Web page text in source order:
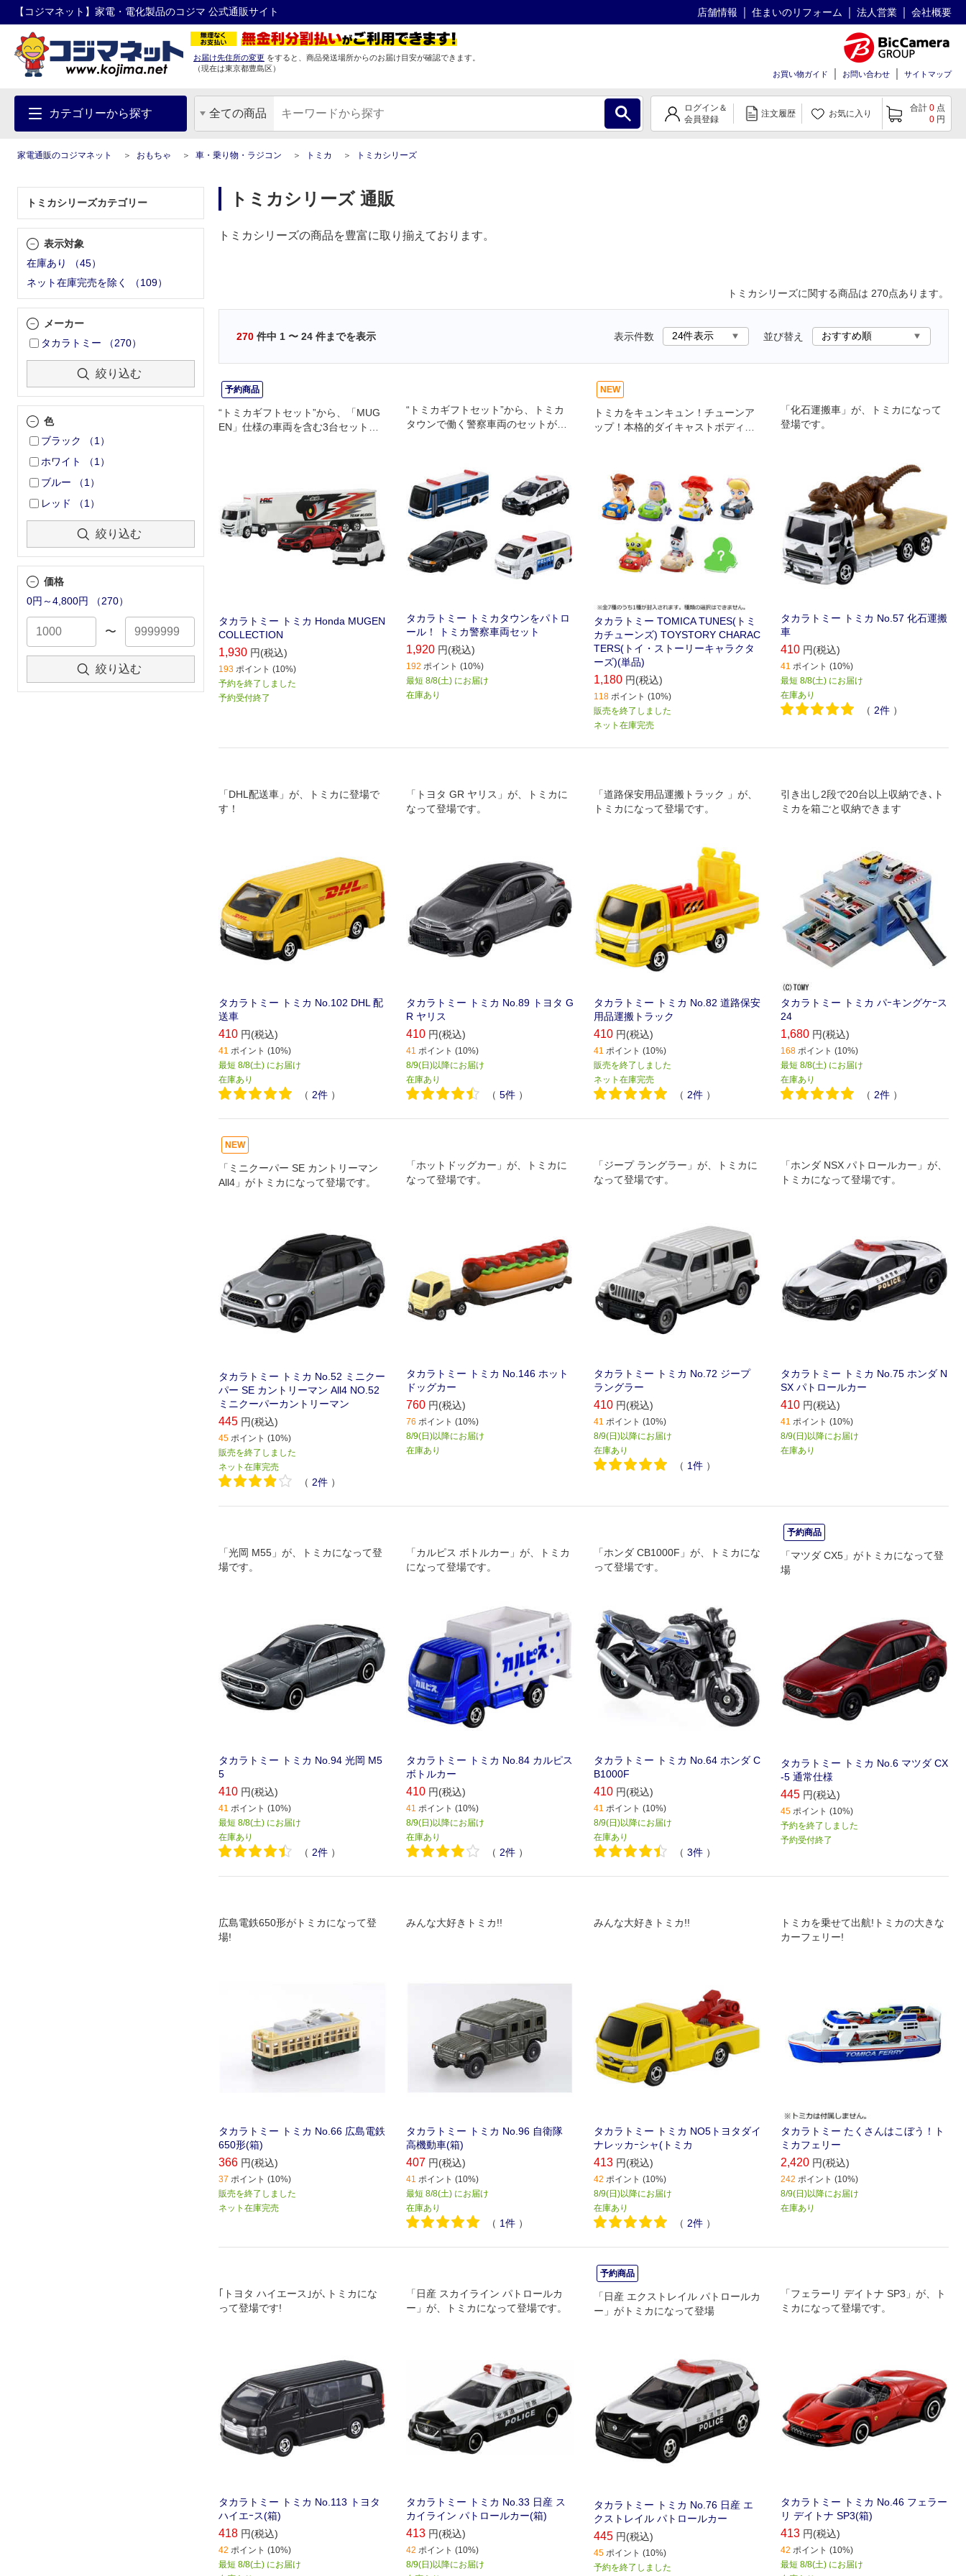
【コジマネット】家電・電化製品のコジマ 公式通販サイト 店舗情報 住まいのリフォーム 法人営業 会社概要
お届け先住所の変更 をすると、商品発送場所からのお届け目安が確認できます。
（現在は東京都豊島区）
お買い物ガイド お問い合わせ サイトマップ
カテゴリーから探す 全ての商品
ログイン＆
会員登録
注文履歴 お気に入り
合計 0 点
0 円
家電通販のコジマネット おもちゃ 車・乗り物・ラジコン トミカ トミカシリーズ
トミカシリーズカテゴリー
表示対象
在庫あり
（45）
ネット在庫完売を除く
（109）
メーカー
タカラトミー
（270）
絞り込む
色
ブラック
（1 ）
ホワイト
（1 ）
ブルー
（1 ）
レッド
（1 ）
絞り込む
価格
0円～4,800円
（270）
〜
絞り込む
トミカシリーズ 通販
トミカシリーズの商品を豊富に取り揃えております。
トミカシリーズに関する商品は 270点あります。
270 件中 1 〜 24 件までを表示 表示件数 並び替え
予約商品
“トミカギフトセット”から、「MUG
EN」仕様の車両を含む3台セットが
タカラトミー トミカ Honda MUGEN
COLLECTION
1,930 円(税込)
193 ポイント (10%)
予約を終了しました
予約受付終了
“トミカギフトセット”から、トミカ
タウンで働く警察車両のセットが登
タカラトミー トミカタウンをパトロ
ール！ トミカ警察車両セット
1,920 円(税込)
192 ポイント (10%)
最短 8/8(土) にお届け
在庫あり
NEW
トミカをキュンキュン！チューンア
ップ！本格的ダイキャストボディに
キャラクターが登場！
タカラトミー TOMICA TUNES(トミ
カチューンズ) TOYSTORY CHARAC
TERS(トイ・ストーリーキャラクタ
ーズ)(単品)
1,180 円(税込)
118 ポイント (10%)
販売を終了しました
ネット在庫完売
「化石運搬車」が、トミカになって
登場です。
タカラトミー トミカ No.57 化石運搬
車
410 円(税込)
41 ポイント (10%)
最短 8/8(土) にお届け
在庫あり
（ 2件 ）
「DHL配送車」が、トミカに登場で
す！
タカラトミー トミカ No.102 DHL 配
送車
410 円(税込)
41 ポイント (10%)
最短 8/8(土) にお届け
在庫あり
（ 2件 ）
「トヨタ GR ヤリス」が、トミカに
なって登場です。
タカラトミー トミカ No.89 トヨタ G
R ヤリス
410 円(税込)
41 ポイント (10%)
8/9(日)以降にお届け
在庫あり
（ 5件 ）
「道路保安用品運搬トラック 」が、
トミカになって登場です。
タカラトミー トミカ No.82 道路保安
用品運搬トラック
410 円(税込)
41 ポイント (10%)
販売を終了しました
ネット在庫完売
（ 2件 ）
引き出し2段で20台以上収納でき､ト
ミカを箱ごと収納できます
タカラトミー トミカ パｰキングケｰス
24
1,680 円(税込)
168 ポイント (10%)
最短 8/8(土) にお届け
在庫あり
（ 2件 ）
NEW
「ミニクーパー SE カントリーマン
All4」がトミカになって登場です。
タカラトミー トミカ No.52 ミニクー
パー SE カントリーマン All4 NO.52
ミニクーパーカントリーマン
445 円(税込)
45 ポイント (10%)
販売を終了しました
ネット在庫完売
（ 2件 ）
「ホットドッグカー」が、トミカに
なって登場です。
タカラトミー トミカ No.146 ホット
ドッグカー
760 円(税込)
76 ポイント (10%)
8/9(日)以降にお届け
在庫あり
「ジープ ラングラー」が、トミカに
なって登場です。
タカラトミー トミカ No.72 ジープ
ラングラー
410 円(税込)
41 ポイント (10%)
8/9(日)以降にお届け
在庫あり
（ 1件 ）
「ホンダ NSX パトロールカー」が、
トミカになって登場です。
タカラトミー トミカ No.75 ホンダ N
SX パトロールカー
410 円(税込)
41 ポイント (10%)
8/9(日)以降にお届け
在庫あり
「光岡 M55」が、トミカになって登
場です。
タカラトミー トミカ No.94 光岡 M5
5
410 円(税込)
41 ポイント (10%)
最短 8/8(土) にお届け
在庫あり
（ 2件 ）
「カルピス ボトルカー」が、トミカ
になって登場です。
タカラトミー トミカ No.84 カルピス
ボトルカー
410 円(税込)
41 ポイント (10%)
8/9(日)以降にお届け
在庫あり
（ 2件 ）
「ホンダ CB1000F」が、トミカにな
って登場です。
タカラトミー トミカ No.64 ホンダ C
B1000F
410 円(税込)
41 ポイント (10%)
8/9(日)以降にお届け
在庫あり
（ 3件 ）
予約商品
「マツダ CX5」がトミカになって登
場
タカラトミー トミカ No.6 マツダ CX
-5 通常仕様
445 円(税込)
45 ポイント (10%)
予約を終了しました
予約受付終了
広島電鉄650形がトミカになって登
場!
タカラトミー トミカ No.66 広島電鉄
650形(箱)
366 円(税込)
37 ポイント (10%)
販売を終了しました
ネット在庫完売
みんな大好きトミカ!!
タカラトミー トミカ No.96 自衛隊
高機動車(箱)
407 円(税込)
41 ポイント (10%)
最短 8/8(土) にお届け
在庫あり
（ 1件 ）
みんな大好きトミカ!!
タカラトミー トミカ NO5トヨタダイ
ナレッカｰシャ(トミカ
413 円(税込)
42 ポイント (10%)
8/9(日)以降にお届け
在庫あり
（ 2件 ）
トミカを乗せて出航!トミカの大きな
カーフェリー!
タカラトミー たくさんはこぼう！ト
ミカフェリー
2,420 円(税込)
242 ポイント (10%)
8/9(日)以降にお届け
在庫あり
｢トヨタ ハイエース｣が､トミカにな
って登場です!
タカラトミー トミカ No.113 トヨタ
ハイエｰス(箱)
418 円(税込)
42 ポイント (10%)
最短 8/8(土) にお届け
「日産 スカイライン パトロールカ
ー」が、トミカになって登場です。
タカラトミー トミカ No.33 日産 ス
カイライン パトロールカー(箱)
413 円(税込)
42 ポイント (10%)
8/9(日)以降にお届け
予約商品
「日産 エクストレイル パトロールカ
ー」がトミカになって登場
タカラトミー トミカ No.76 日産 エ
クストレイル パトロールカー
445 円(税込)
45 ポイント (10%)
予約を終了しました
「フェラーリ デイトナ SP3」が、ト
ミカになって登場です。
タカラトミー トミカ No.46 フェラー
リ デイトナ SP3(箱)
413 円(税込)
42 ポイント (10%)
最短 8/8(土) にお届け